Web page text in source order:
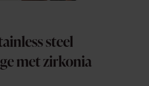
steel
met zirkonia